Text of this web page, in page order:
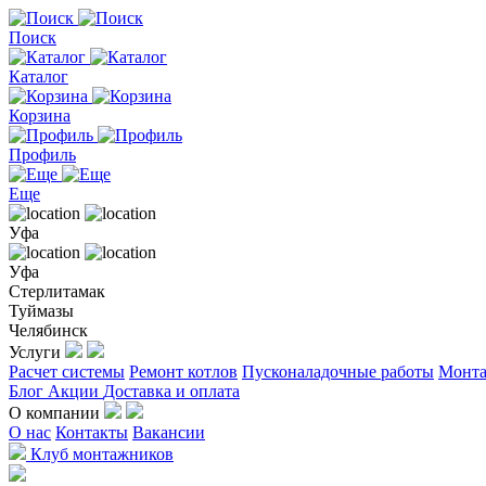
Поиск
Каталог
Корзина
Профиль
Еще
Уфа
Уфа
Стерлитамак
Туймазы
Челябинск
Услуги
Расчет системы Ремонт котлов Пусконаладочные работы
Блог Акции Доставка и оплата
О компании
О нас Контакты Вакансии
Клуб монтажников